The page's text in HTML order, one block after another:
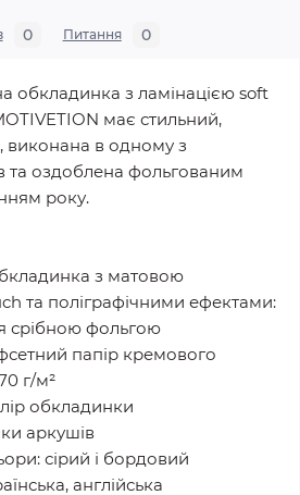
0 Питання 0
обкладинка з ламінацією soft
має стильний,
виконана в одному з
та оздоблена фольгованим
року.
з матовою
та поліграфічними ефектами:
срібною фольгою
папір кремового
г/м²
обкладинки
аркушів
сірий і бордовий
англійська